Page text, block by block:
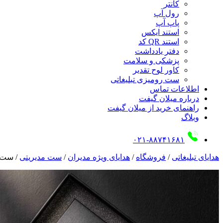
کانتر
رول آپ
پاپ آپ
استند ایکس
استند QR کد
دفتر یادداشت
پزشکی و سلامت
کاور لوح تقدیر
ست رومیزی تبلیغاتی
اطلاعات تماس
درباره میلان گیفت
راهنمای خرید از میلان گیفت
وبلاگ
۰۲۱-۸۸۷۴۱۶۸۱
هدایای تبلیغاتی / فروشگاه / هدایای ویژه مدیران / ست مدیریتی / ست